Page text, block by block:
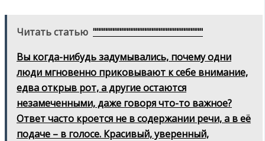
Читать статью """""""""""""""""""""""""""""""
Вы когда-нибудь задумывались, почему одни
люди мгновенно приковывают к себе внимание,
едва открыв рот, а другие остаются
незамеченными, даже говоря что-то важное?
Ответ часто кроется не в содержании речи, а в её
подаче – в голосе. Красивый, уверенный,